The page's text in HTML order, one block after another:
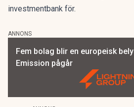
investmentbank för.
ANNONS
Fem bolag blir en europeisk
Emission pågår